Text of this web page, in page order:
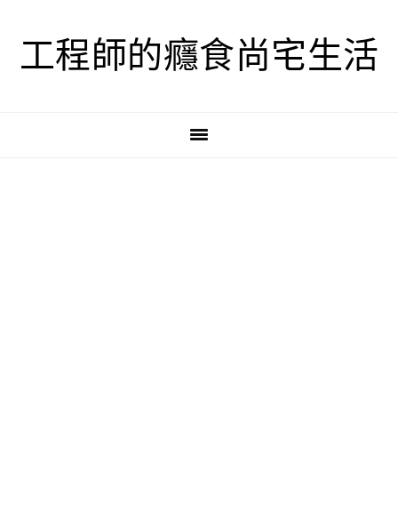
工程師的癮食尚宅生活